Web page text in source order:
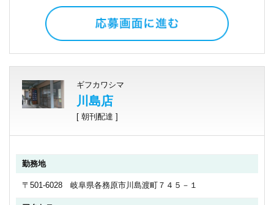
ギフカワシマ
川島店
[ 朝刊配達 ]
勤務地
〒501-6028 岐阜県各務原市川島渡町７４５－１